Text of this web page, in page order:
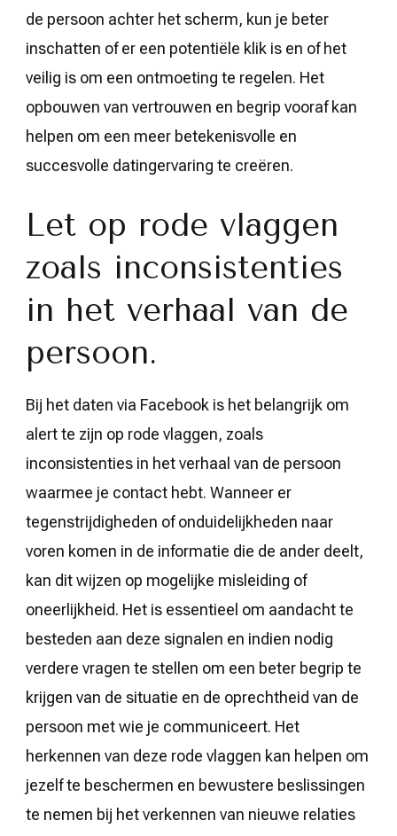
de persoon achter het scherm, kun je beter
inschatten of er een potentiële klik is en of het
veilig is om een ontmoeting te regelen. Het
opbouwen van vertrouwen en begrip vooraf kan
helpen om een meer betekenisvolle en
succesvolle datingervaring te creëren.
Let op rode vlaggen
zoals inconsistenties
in het verhaal van de
persoon.
Bij het daten via Facebook is het belangrijk om
alert te zijn op rode vlaggen, zoals
inconsistenties in het verhaal van de persoon
waarmee je contact hebt. Wanneer er
tegenstrijdigheden of onduidelijkheden naar
voren komen in de informatie die de ander deelt,
kan dit wijzen op mogelijke misleiding of
oneerlijkheid. Het is essentieel om aandacht te
besteden aan deze signalen en indien nodig
verdere vragen te stellen om een beter begrip te
krijgen van de situatie en de oprechtheid van de
persoon met wie je communiceert. Het
herkennen van deze rode vlaggen kan helpen om
jezelf te beschermen en bewustere beslissingen
te nemen bij het verkennen van nieuwe relaties